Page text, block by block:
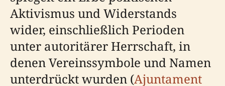
Aktivismus und Widerstands
wider, einschließlich Perioden
unter autoritärer Herrschaft, in
denen Vereinssymbole und Namen
unterdrückt wurden (Ajuntament